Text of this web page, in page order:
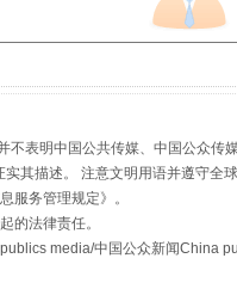
从幼儿园到大学
不表明中国公共传媒、中国公众
其描述。 注意文明用语并遵守全球
服务管理规定》。
的法律责任。
media/中国公众新闻China